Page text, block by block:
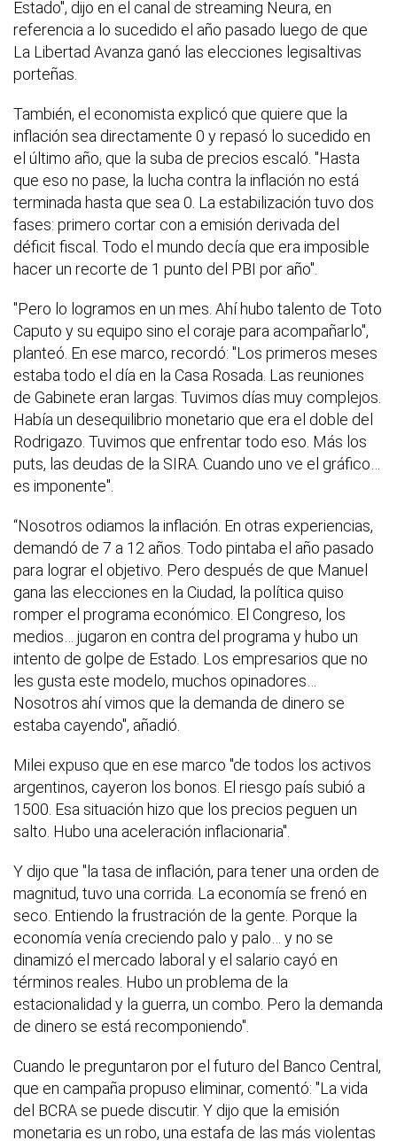
Estado", dijo en el canal de streaming Neura, en
referencia a lo sucedido el año pasado luego de que
La Libertad Avanza ganó las elecciones legisaltivas
porteñas.
También, el economista explicó que quiere que la
inflación sea directamente 0 y repasó lo sucedido en
el último año, que la suba de precios escaló. "Hasta
que eso no pase, la lucha contra la inflación no está
terminada hasta que sea 0. La estabilización tuvo dos
fases: primero cortar con a emisión derivada del
déficit fiscal. Todo el mundo decía que era imposible
hacer un recorte de 1 punto del PBI por año".
"Pero lo logramos en un mes. Ahí hubo talento de Toto
Caputo y su equipo sino el coraje para acompañarlo",
planteó. En ese marco, recordó: "Los primeros meses
estaba todo el día en la Casa Rosada. Las reuniones
de Gabinete eran largas. Tuvimos días muy complejos.
Había un desequilibrio monetario que era el doble del
Rodrigazo. Tuvimos que enfrentar todo eso. Más los
puts, las deudas de la SIRA. Cuando uno ve el gráfico…
es imponente".
“Nosotros odiamos la inflación. En otras experiencias,
demandó de 7 a 12 años. Todo pintaba el año pasado
para lograr el objetivo. Pero después de que Manuel
gana las elecciones en la Ciudad, la política quiso
romper el programa económico. El Congreso, los
medios… jugaron en contra del programa y hubo un
intento de golpe de Estado. Los empresarios que no
les gusta este modelo, muchos opinadores…
Nosotros ahí vimos que la demanda de dinero se
estaba cayendo", añadió.
Milei expuso que en ese marco "de todos los activos
argentinos, cayeron los bonos. El riesgo país subió a
1500. Esa situación hizo que los precios peguen un
salto. Hubo una aceleración inflacionaria".
Y dijo que "la tasa de inflación, para tener una orden de
magnitud, tuvo una corrida. La economía se frenó en
seco. Entiendo la frustración de la gente. Porque la
economía venía creciendo palo y palo… y no se
dinamizó el mercado laboral y el salario cayó en
términos reales. Hubo un problema de la
estacionalidad y la guerra, un combo. Pero la demanda
de dinero se está recomponiendo".
Cuando le preguntaron por el futuro del Banco Central,
que en campaña propuso eliminar, comentó: "La vida
del BCRA se puede discutir. Y dijo que la emisión
monetaria es un robo, una estafa de las más violentas